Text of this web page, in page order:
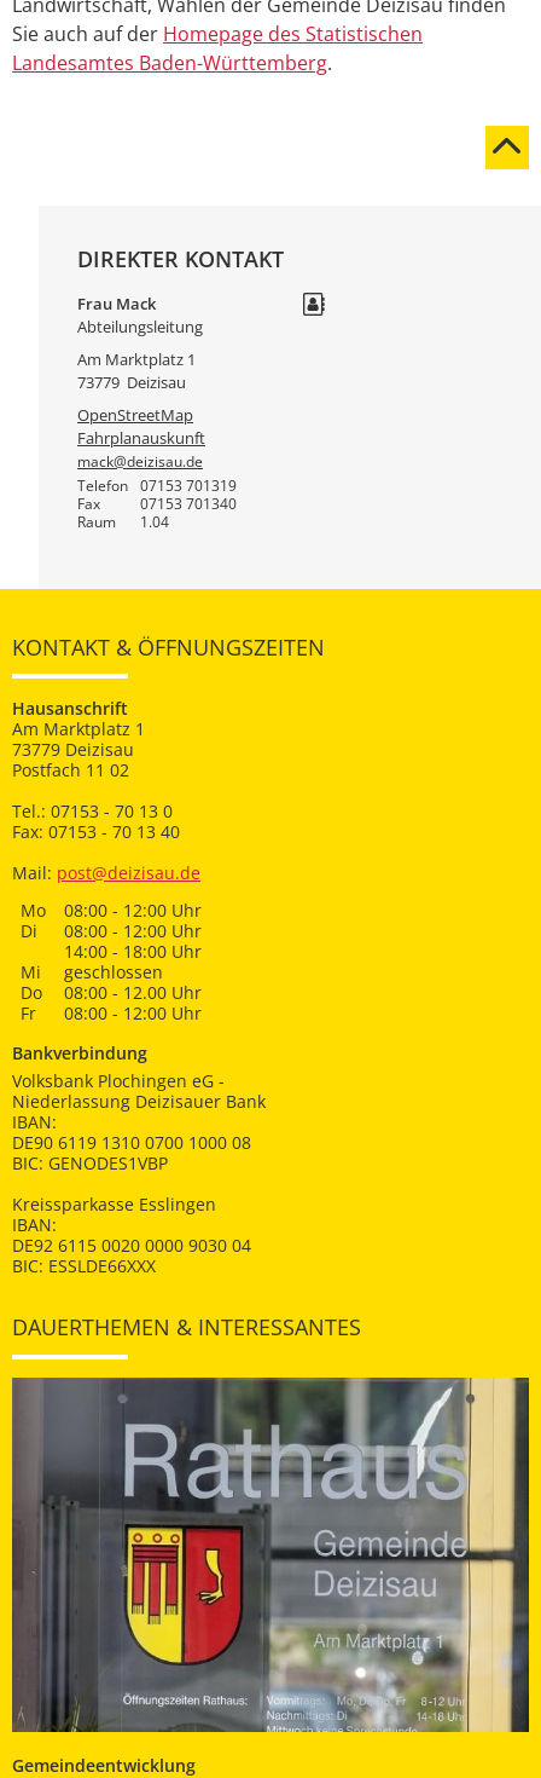
Sie auch auf der Homepage des Statistischen
Landesamtes Baden-Württemberg.
DIREKTER KONTAKT
Frau Mack
Abteilungsleitung
Am Marktplatz 1
73779 Deizisau
OpenStreetMap
Fahrplanauskunft
mack@deizisau.de
Telefon
07153 701319
Fax 07153 701340
Raum 1.04
KONTAKT & ÖFFNUNGSZEITEN
Hausanschrift
Am Marktplatz 1
73779 Deizisau
Postfach 11 02
Tel.: 07153 - 70 13 0
Fax: 07153 - 70 13 40
Mail: post@deizisau.de
Mo
08:00 - 12:00 Uhr
Di
08:00 - 12:00 Uhr
14:00 - 18:00 Uhr
Mi
geschlossen
Do
08:00 - 12.00 Uhr
Fr
08:00 - 12:00 Uhr
Bankverbindung
Volksbank Plochingen eG -
Niederlassung Deizisauer Bank
IBAN:
DE90 6119 1310 0700 1000 08
BIC: GENODES1VBP
Kreissparkasse Esslingen
IBAN:
DE92 6115 0020 0000 9030 04
BIC: ESSLDE66XXX
DAUERTHEMEN & INTERESSANTES
Gemeindeentwicklung